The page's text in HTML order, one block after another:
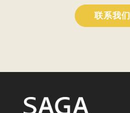
联系我们